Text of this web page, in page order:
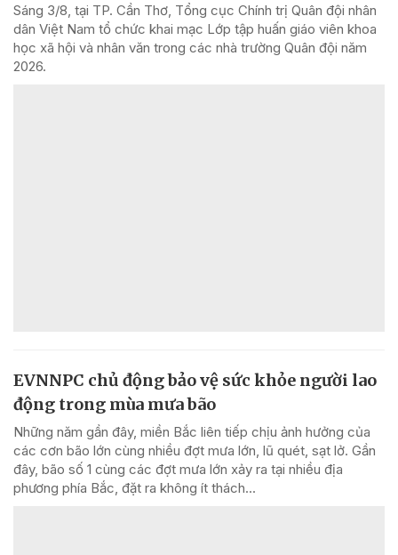
Sáng 3/8, tại TP. Cần Thơ, Tổng cục Chính trị Quân đội nhân
dân Việt Nam tổ chức khai mạc Lớp tập huấn giáo viên khoa
học xã hội và nhân văn trong các nhà trường Quân đội năm
2026.
EVNNPC chủ động bảo vệ sức khỏe người lao
động trong mùa mưa bão
Những năm gần đây, miền Bắc liên tiếp chịu ảnh hưởng của
các cơn bão lớn cùng nhiều đợt mưa lớn, lũ quét, sạt lở. Gần
đây, bão số 1 cùng các đợt mưa lớn xảy ra tại nhiều địa
phương phía Bắc, đặt ra không ít thách...